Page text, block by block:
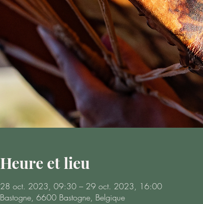
Heure et lieu
28 oct. 2023, 09:30 – 29 oct. 2023, 16:00
Bastogne, 6600 Bastogne, Belgique